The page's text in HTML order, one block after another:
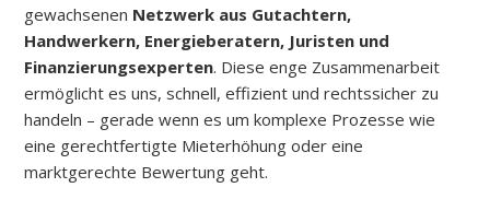
gewachsenen Netzwerk aus Gutachtern,
Handwerkern, Energieberatern, Juristen und
Finanzierungsexperten. Diese enge Zusammenarbeit
ermöglicht es uns, schnell, effizient und rechtssicher zu
handeln – gerade wenn es um komplexe Prozesse wie
eine gerechtfertigte Mieterhöhung oder eine
marktgerechte Bewertung geht.